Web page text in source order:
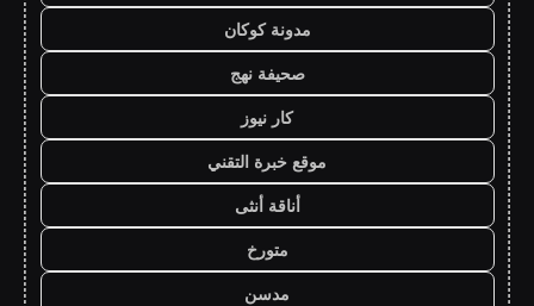
مدونة كوكان
صحيفة نهج
كار نيوز
موقع خبرة التقني
أناقة أنثى
متورخ
مدسن